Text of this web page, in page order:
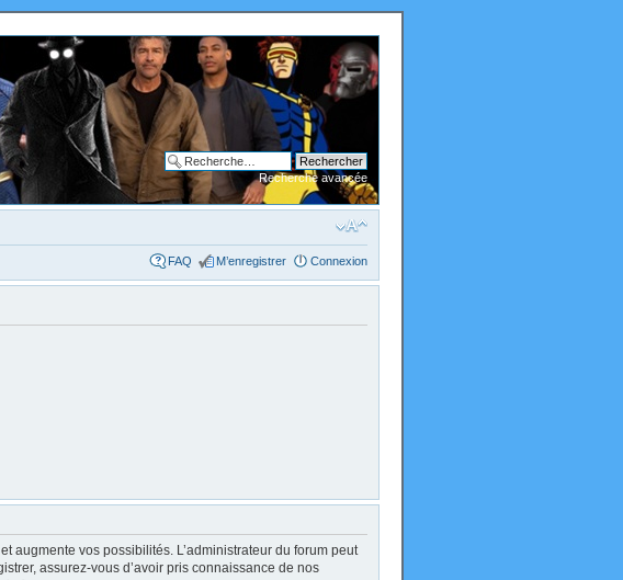
Recherche avancée
FAQ M’enregistrer Connexion
augmente vos possibilités. L’administrateur du forum peut
assurez-vous d’avoir pris connaissance de nos